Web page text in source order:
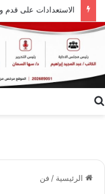
الرئيسية / فن